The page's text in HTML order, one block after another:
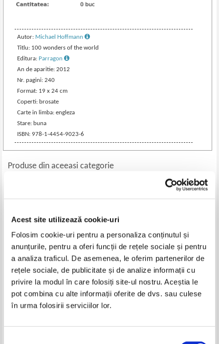
Acest site utilizează cookie-uri
Folosim cookie-uri pentru a personaliza conținutul și
anunțurile, pentru a oferi funcții de rețele sociale și pentru
a analiza traficul. De asemenea, le oferim partenerilor de
rețele sociale, de publicitate și de analize informații cu
privire la modul în care folosiți site-ul nostru. Aceștia le
pot combina cu alte informații oferite de dvs. sau culese
în urma folosirii serviciilor lor.
Autor: Michael Hoffmann
Titlu: 100 wonders of the world
Editura: Parragon
An de aparitie: 2012
Nr. pagini: 240
Format: 19 x 24 cm
Coperti: brosate
Carte in limba: engleza
Stare: buna
ISBN: 978-1-4454-9023-6
Produse din aceeasi categorie
Shop image graphics in Paris.
Suedia. Ghid complet